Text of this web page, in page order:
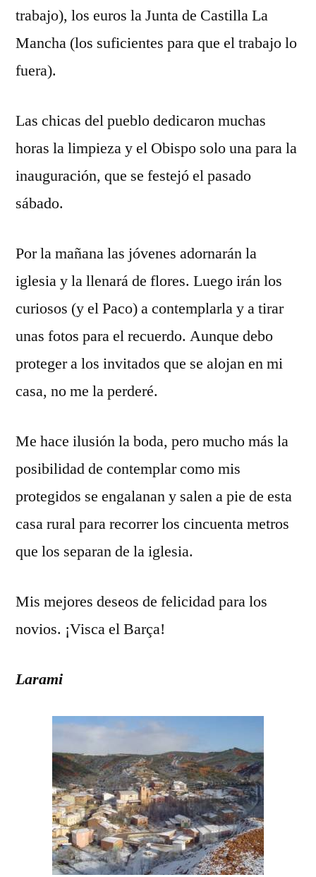
trabajo), los euros la Junta de Castilla La
Mancha (los suficientes para que el trabajo lo
fuera).
Las chicas del pueblo dedicaron muchas
horas la limpieza y el Obispo solo una para la
inauguración, que se festejó el pasado
sábado.
Por la mañana las jóvenes adornarán la
iglesia y la llenará de flores. Luego irán los
curiosos (y el Paco) a contemplarla y a tirar
unas fotos para el recuerdo. Aunque debo
proteger a los invitados que se alojan en mi
casa, no me la perderé.
Me hace ilusión la boda, pero mucho más la
posibilidad de contemplar como mis
protegidos se engalanan y salen a pie de esta
casa rural para recorrer los cincuenta metros
que los separan de la iglesia.
Mis mejores deseos de felicidad para los
novios. ¡Visca el Barça!
Larami